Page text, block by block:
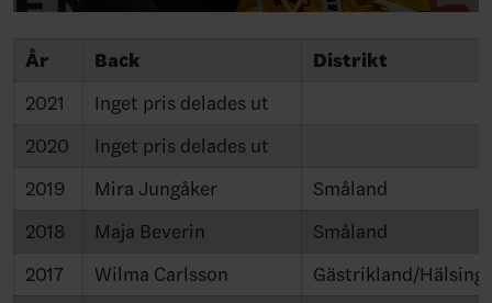
År Back
Distrikt
2021
Inget pris delades ut
2020
Inget pris delades ut
2019
Mira Jungåker
Småland
2018
Maja Beverin
Småland
2017
Wilma Carlsson
Gästrikland/